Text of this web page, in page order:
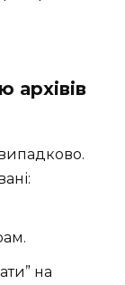
архівів
на